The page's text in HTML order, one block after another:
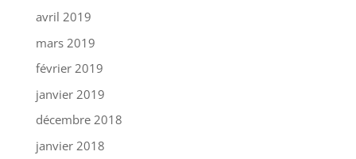
avril 2019
mars 2019
février 2019
janvier 2019
décembre 2018
janvier 2018